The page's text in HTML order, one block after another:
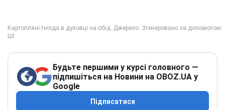
Будьте першими у курсі головного —
підпишіться на Новини на OBOZ.UA у
Google
Підписатися